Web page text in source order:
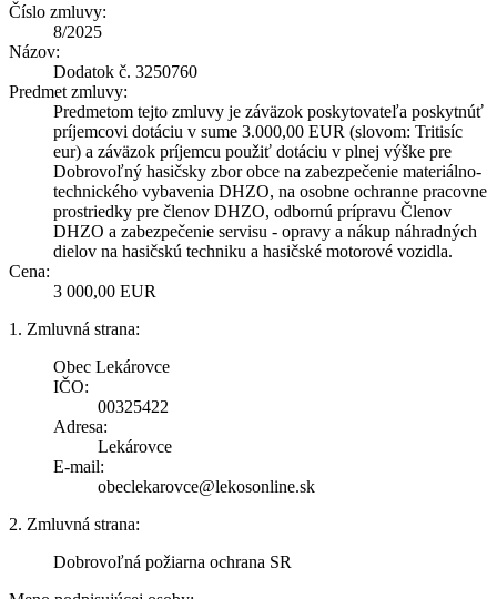
Číslo zmluvy:
8/2025
Názov:
Dodatok č. 3250760
Predmet zmluvy:
Predmetom tejto zmluvy je záväzok poskytovateľa poskytnúť
príjemcovi dotáciu v sume 3.000,00 EUR (slovom: Tritisíc
eur) a záväzok príjemcu použiť dotáciu v plnej výške pre
Dobrovoľný hasičsky zbor obce na zabezpečenie materiálno-
technického vybavenia DHZO, na osobne ochranne pracovne
prostriedky pre členov DHZO, odbornú prípravu Členov
DHZO a zabezpečenie servisu - opravy a nákup náhradných
dielov na hasičskú techniku a hasičské motorové vozidla.
Cena:
3 000,00 EUR
1. Zmluvná strana:
Obec Lekárovce
IČO:
00325422
Adresa:
Lekárovce
E-mail:
obeclekarovce@lekosonline.sk
2. Zmluvná strana:
Dobrovoľná požiarna ochrana SR